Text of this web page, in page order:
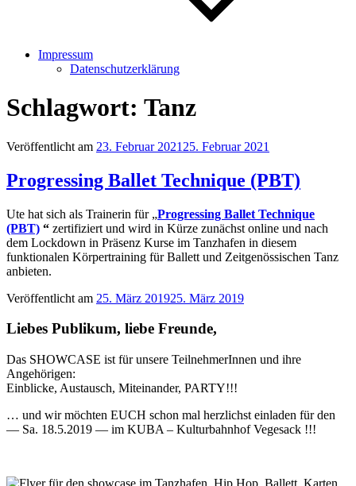
Impressum
Datenschutzerklärung
Schlagwort: Tanz
Veröffentlicht am 23. Februar 2021 25. Februar 2021
Progressing Ballet Technique (PBT)
Ute hat sich als Trainerin für „Progressing Ballet Technique
(PBT) “ zertifiziert und wird in Kürze zunächst online und nach
dem Lockdown in Präsenz Kurse im Tanzhafen in diesem
funktionalen Körpertraining für Ballett und Zeitgenössischen Tanz
anbieten.
Veröffentlicht am 25. März 201925. März 2019
Liebes Publikum, liebe Freunde,
Das SHOWCASE ist für unsere TeilnehmerInnen und ihre
Angehörigen:
Einblicke, Austausch, Miteinander, PARTY!!!
… und wir möchten EUCH schon mal herzlichst einladen für den
— Sa. 18.5.2019 — im KUBA – Kulturbahnhof Vegesack !!!